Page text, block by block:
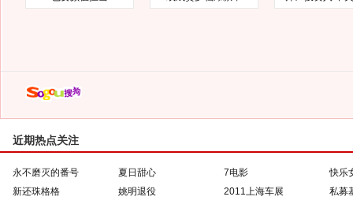
近期热点关注
永不磨灭的番号 夏日甜心 7电影
快乐
新还珠格格
姚明退役 2011上海车展
私募